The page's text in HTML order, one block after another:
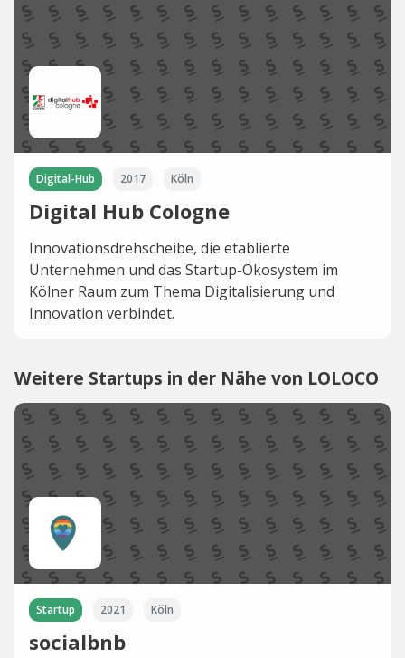
Digital-Hub 2017 Köln
Digital Hub Cologne
Innovationsdrehscheibe, die etablierte
Unternehmen und das Startup-Ökosystem im
Kölner Raum zum Thema Digitalisierung und
Innovation verbindet.
Weitere Startups in der Nähe von LOLOCO
Startup 2021 Köln
socialbnb